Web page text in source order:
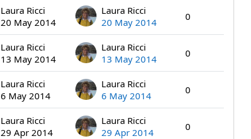
Laura Ricci
20 May 2014
Laura Ricci
20 May 2014
0
Laura Ricci
13 May 2014
Laura Ricci
13 May 2014
0
Laura Ricci
6 May 2014
Laura Ricci
6 May 2014
0
Laura Ricci
29 Apr 2014
Laura Ricci
29 Apr 2014
0